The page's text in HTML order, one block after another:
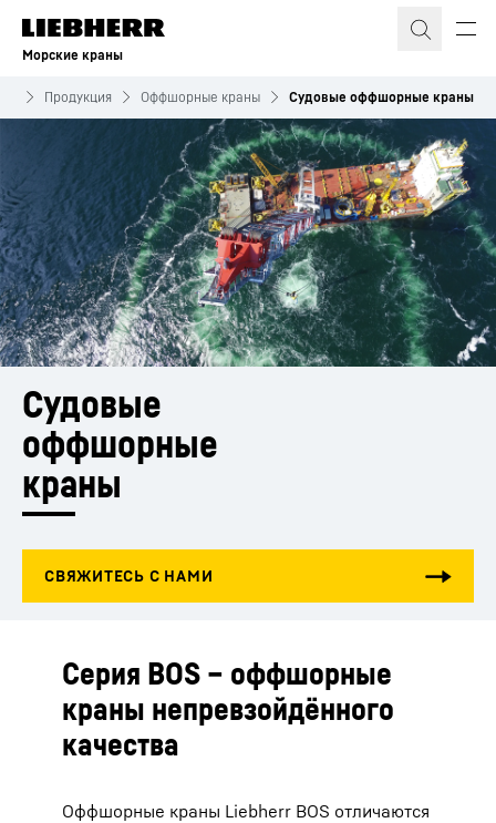
Морские краны
Продукция Оффшорные краны Судовые оффшорные краны
Судовые
оффшорные
краны
Серия BOS – оффшорные
краны непревзойдённого
качества
Оффшорные краны Liebherr BOS отличаются